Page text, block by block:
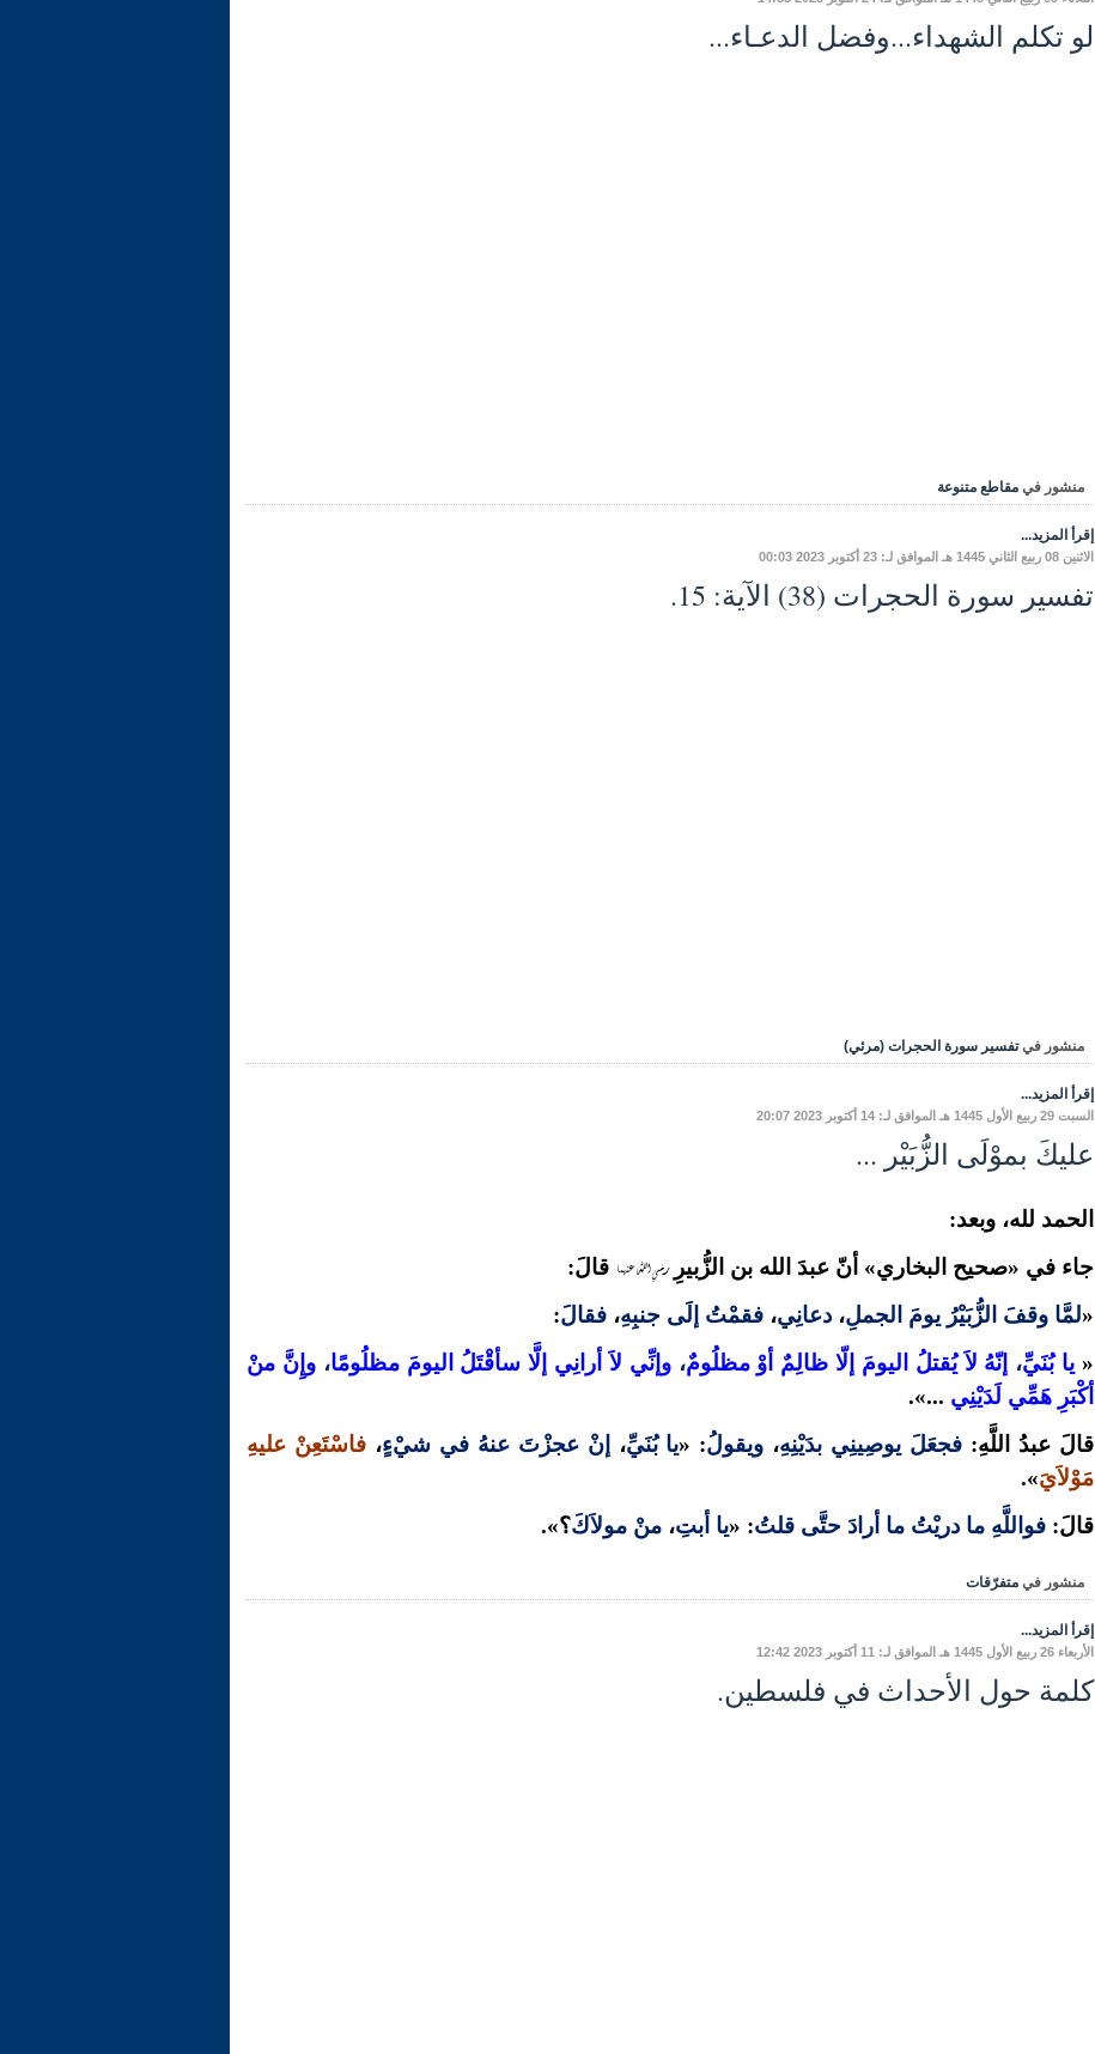
لو تكلم الشهداء...وفضل الدعـاء...
منشور في مقاطع متنوعة
إقرأ المزيد...
الاثنين 08 ربيع الثاني 1445 هـ الموافق لـ: 23 أكتوبر 2023 00:03
تفسير سورة الحجرات (38) الآية: 15.
منشور في تفسير سورة الحجرات (مرئي)
إقرأ المزيد...
السبت 29 ربيع الأول 1445 هـ الموافق لـ: 14 أكتوبر 2023 20:07
عليكَ بموْلَى الزُّبَيْر ...
الحمد لله، وبعد:
جاء في «صحيح البخاري» أنّ عبدَ الله بن الزُّبيرِرضي الله عنهما قالَ:
«لمَّا وقفَ الزُّبَيْرُ يومَ الجملِ، دعانِي، فقمْتُ إلَى جنبِهِ، فقالَ:
« يا بُنَيِّ، إنّهُ لاَ يُقتلُ اليومَ إلّا ظالِمٌ أوْ مظلُومٌ،وإنِّي لاَ أرانِي إلَّا سأقْتَلُ اليومَ مظلُومًا،وإِنَّ منْ
أكْبَرِ هَمِّي لَدَيْنِي ...».
قالَ عبدُ اللَّهِ: فجعَلَ يوصِينِي بدَيْنِهِ، ويقولُ: «يا بُنَيِّ، إنْ عجزْتَ عنهُ في شيْءٍ،فاسْتَعِنْ عليهِ
مَوْلاَيَ».
قالَ: فواللَّهِ ما دريْتُ ما أرادَ حتَّى قلتُ: «يا أبتِ، منْ مولاَكَ؟».
منشور في متفرّقات
إقرأ المزيد...
الأربعاء 26 ربيع الأول 1445 هـ الموافق لـ: 11 أكتوبر 2023 12:42
كلمة حول الأحداث في فلسطين.